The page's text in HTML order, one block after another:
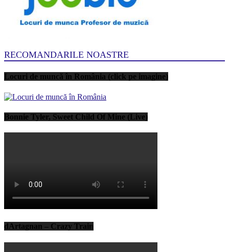
RECOMANDARILE NOASTRE
Locuri de muncă în România (click pe imagine)
Bonnie Tyler, Sweet Child Of Mine (Live)
dArtagnan – Crazy Train